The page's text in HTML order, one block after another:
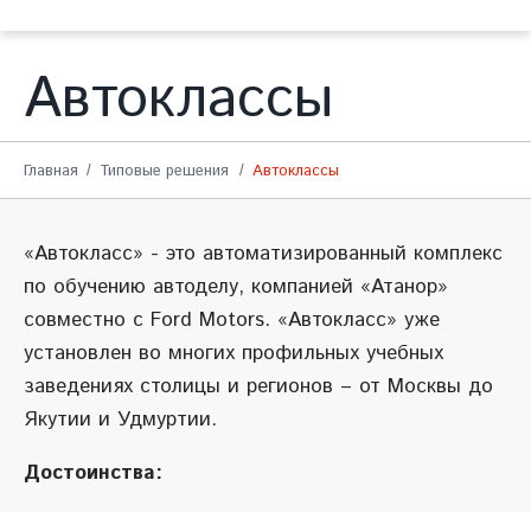
Автоклассы
Главная Типовые решения Автоклассы
«Автокласс» - это автоматизированный комплекс
по обучению автоделу, компанией «Атанор»
совместно с Ford Motors. «Автокласс» уже
установлен во многих профильных учебных
заведениях столицы и регионов – от Москвы до
Якутии и Удмуртии.
Достоинства: